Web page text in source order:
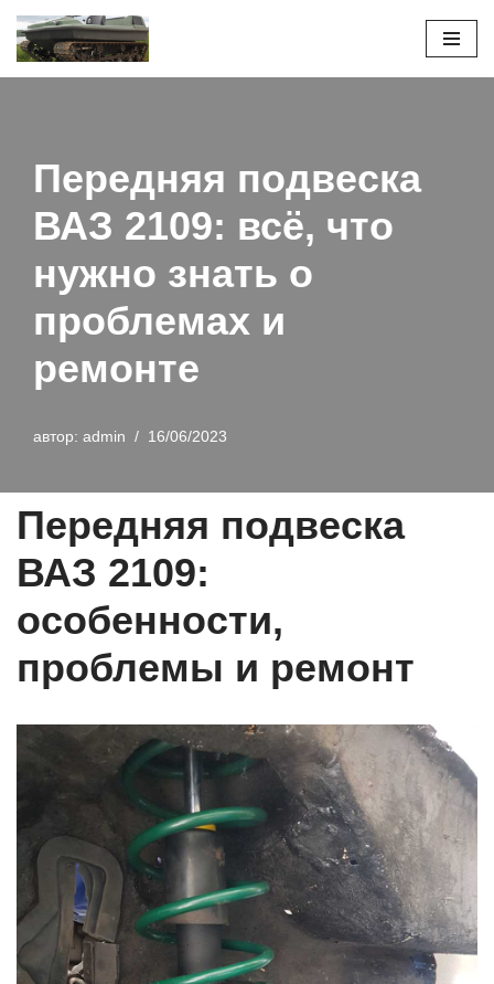
Перейти
Передняя подвеска
ВАЗ 2109: всё, что
нужно знать о
проблемах и
ремонте
автор: admin 16/06/2023
Передняя подвеска
ВАЗ 2109:
особенности,
проблемы и ремонт